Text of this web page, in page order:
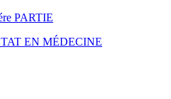
PARTIE
EN MÉDECINE